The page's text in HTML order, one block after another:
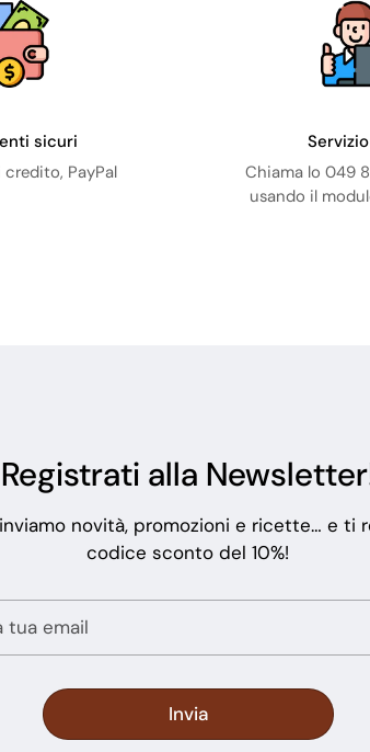
sicuri
PayPal
Chiama lo 049
usando il
Registrati alla
novità, promozioni e ricette… e ti
codice sconto del 10%!